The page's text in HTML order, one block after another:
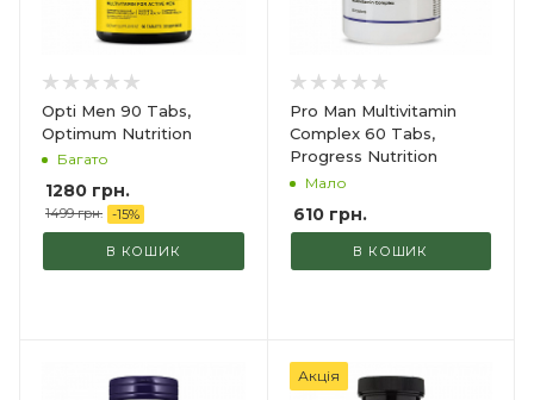
Opti Men 90 Tabs,
Optimum Nutrition
Багато
1280 грн.
1499 грн. -15%
В КОШИК
Pro Man Multivitamin
Complex 60 Tabs,
Progress Nutrition
Мало
610грн.
В КОШИК
Акція